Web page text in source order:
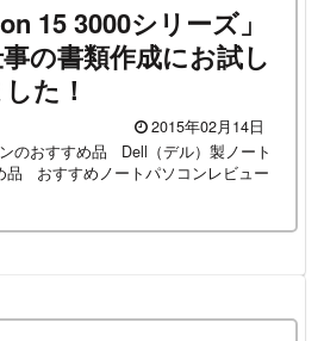
15 3000シリーズ」
の書類作成にお試し
た！
2015年02月14日
のおすすめ品
Dell（デル）製ノート
品
おすすめノートパソコンレビュー